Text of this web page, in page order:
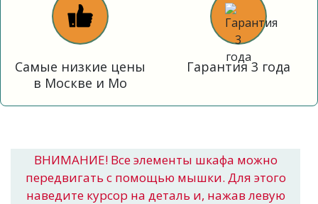
Самые низкие цены
в Москве и Мо
Гарантия 3 года
ВНИМАНИЕ! Все элементы шкафа можно
передвигать с помощью мышки. Для этого
наведите курсор на деталь и, нажав левую